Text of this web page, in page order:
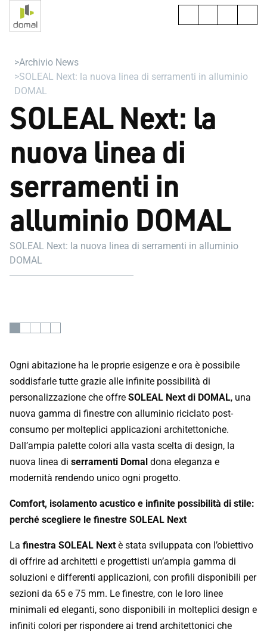
Archivio News
SOLEAL Next: la nuova linea di serramenti in alluminio
DOMAL
SOLEAL Next: la
nuova linea di
serramenti in
alluminio DOMAL
SOLEAL Next: la nuova linea di serramenti in alluminio
DOMAL
Ogni abitazione ha le proprie esigenze e ora è possibile
soddisfarle tutte grazie alle infinite possibilità di
personalizzazione che offre SOLEAL Next di DOMAL, una
nuova gamma di finestre con alluminio riciclato post-
consumo per molteplici applicazioni architettoniche.
Dall’ampia palette colori alla vasta scelta di design, la
nuova linea di serramenti Domal dona eleganza e
modernità rendendo unico ogni progetto.
Comfort, isolamento acustico e infinite possibilità di stile:
perché scegliere le finestre SOLEAL Next
La finestra SOLEAL Nextè stata sviluppata con l’obiettivo
di offrire ad architetti e progettisti un’ampia gamma di
soluzioni e differenti applicazioni, con profili disponibili per
sezioni da 65 e 75 mm. Le finestre, con le loro linee
minimali ed eleganti, sono disponibili in molteplici design e
infiniti colori per rispondere ai trend architettonici che